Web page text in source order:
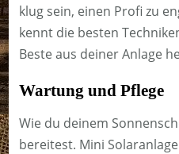
klug sein, einen Profi zu
kennt die besten
Beste aus deiner Anlage
Wartung und Pflege
Wie du deinem
bereitest. Mini